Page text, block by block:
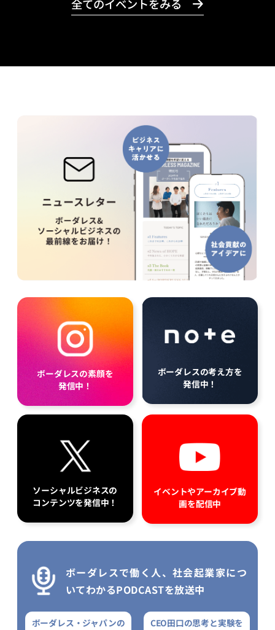
全てのイベントをみる
ボーダレスの素顔を
発信中！
ボーダレスの考え方を
発信中！
ソーシャルビジネスの
コンテンツを発信中！
イベントやアーカイブ動
画を配信中
ボーダレスで働く人、社会起業家につ
いてわかるPODCASTを放送中
ボーダレス・ジャパンの
CEO田口の思考と実験を